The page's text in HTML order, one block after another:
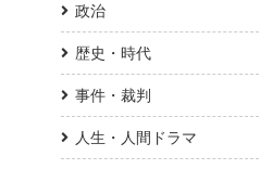
政治
歴史・時代
事件・裁判
人生・人間ドラマ